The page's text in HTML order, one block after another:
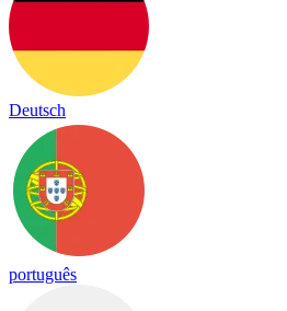
Deutsch
português